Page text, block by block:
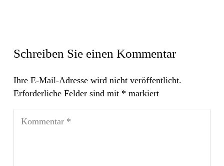
Schreiben Sie einen Kommentar
Ihre E-Mail-Adresse wird nicht veröffentlicht.
Erforderliche Felder sind mit * markiert